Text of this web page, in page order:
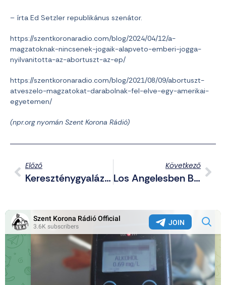
– írta Ed Setzler republikánus szenátor.
https://szentkoronaradio.com/blog/2024/04/12/a-
magzatoknak-nincsenek-jogaik-alapveto-emberi-jogga-
nyilvanitotta-az-abortuszt-az-ep/
https://szentkoronaradio.com/blog/2021/08/09/abortuszt-
atveszelo-magzatokat-darabolnak-fel-elve-egy-amerikai-
egyetemen/
(npr.org nyomán Szent Korona Rádió)
Előző
Kereszténygyalázó Leszbikussal Provokál A Budapest Pride
Következő
Los Angelesben Be Kellett Vezetni A Kijárási Tilalmat